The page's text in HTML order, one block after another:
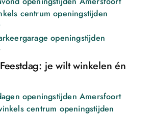
centrum openingstijden
openingstijden
je wilt winkelen én
openingstijden Amersfoort
centrum openingstijden